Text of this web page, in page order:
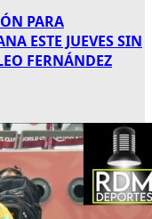
PARA
ESTE JUEVES SIN
FERNÁNDEZ